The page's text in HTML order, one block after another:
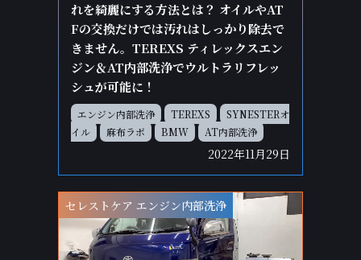
れを綺麗にする方法とは？ オイルやAT
Fの交換だけでは汚れはしっかり除去で
きません。TEREXS ティレックスエン
ジン＆AT内部洗浄でウルトラリフレッ
シュが可能に！
エンジン内部洗浄 TEREXS
SYNESTERオ
イル
麻布ラボ BMW AT内部洗浄
2022年11月29日
セレストケア エンジン内部洗浄